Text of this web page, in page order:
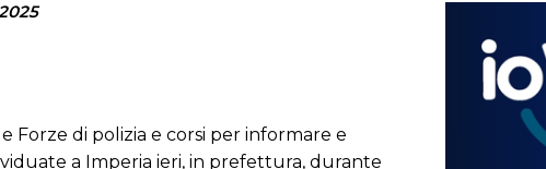
di polizia e corsi per informare e
a Imperia ieri, in prefettura, durante